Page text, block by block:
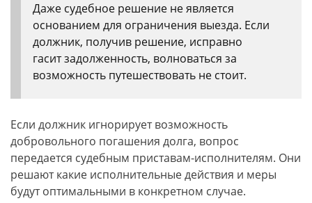
Даже судебное решение не является
основанием для ограничения выезда. Если
должник, получив решение, исправно
гасит задолженность, волноваться за
возможность путешествовать не стоит.
Если должник игнорирует возможность
добровольного погашения долга, вопрос
передается судебным приставам-исполнителям. Они
решают какие исполнительные действия и меры
будут оптимальными в конкретном случае.